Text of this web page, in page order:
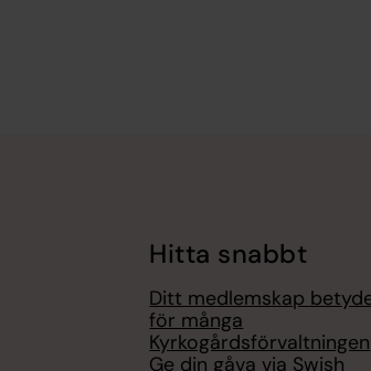
Hitta snabbt
Ditt medlemskap
för många
Kyrkogårdsförvaltningen
Ge din gåva via Swish